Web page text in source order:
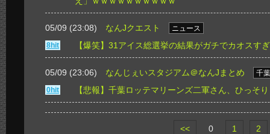
05/09 (23:08) なんJクエスト
ニュース
8hit
【爆笑】31アイス総選挙の結果がガチでカオスす
05/09 (23:06) なんじぇいスタジアム＠なんJまとめ
千
0hit
【悲報】千葉ロッテマリーンズ二軍さん、ひっそ
<< 0 1 2